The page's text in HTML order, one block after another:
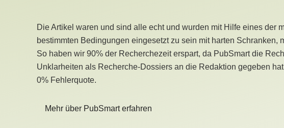
Die Artikel waren und sind alle echt und wurden mit Hilfe eines der
bestimmten Bedingungen eingesetzt zu sein mit harten
So haben wir 90% der Recherchezeit erspart, da PubSmart die
Unklarheiten als Recherche-Dossiers an die Redaktion gegeben
0% Fehlerquote.
Mehr über PubSmart erfahren